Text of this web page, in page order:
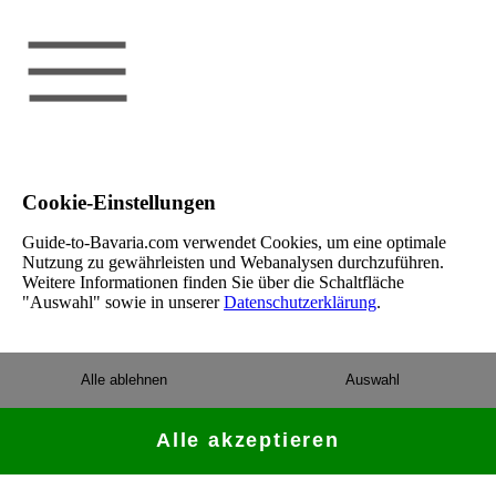
Cookie-Einstellungen
Guide-to-Bavaria.com verwendet Cookies, um eine optimale
Nutzung zu gewährleisten und Webanalysen durchzuführen.
Weitere Informationen finden Sie über die Schaltfläche
"Auswahl" sowie in unsererDatenschutzerklärung.
Auswahl
Alle ablehnen
Alle akzeptieren